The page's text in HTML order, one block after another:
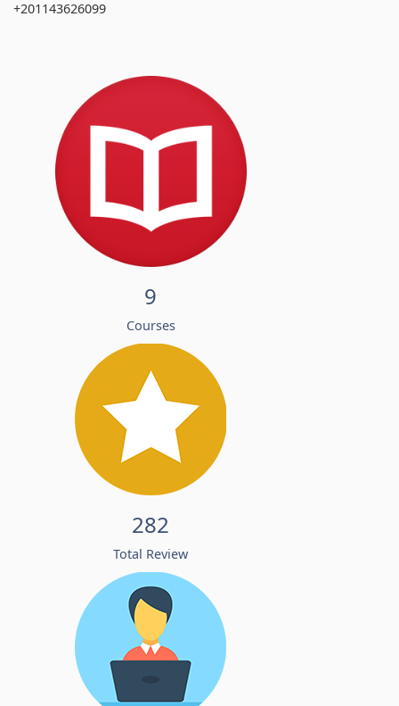
+201143626099
9
Courses
282
Total Review